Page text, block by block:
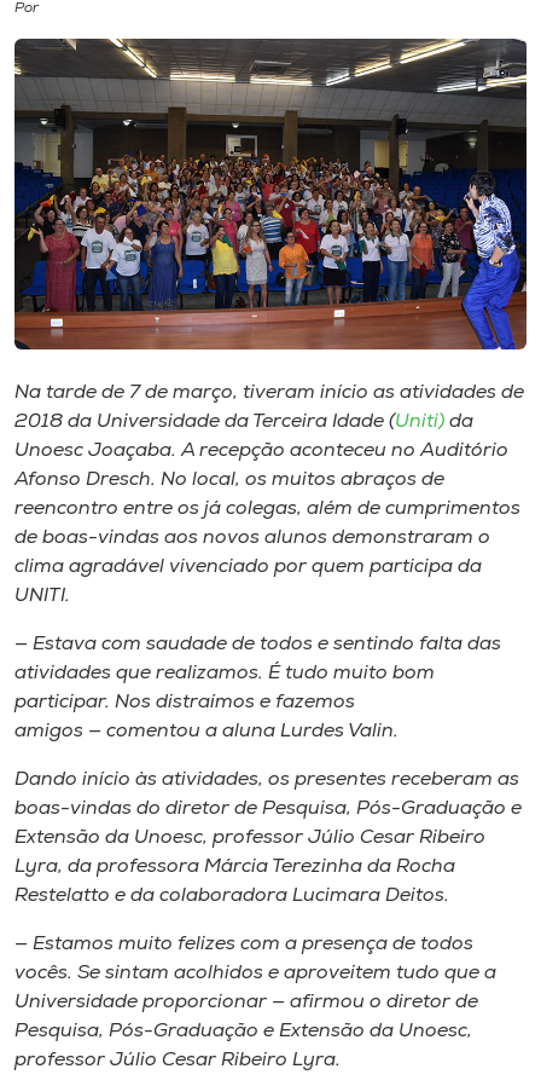
CPA
Biblioteca
Editora
Rádio
Museu
Unoesc
Store
o idioma
A+
A-
Por
Na tarde de 7 de março, tiveram início as atividades de
2018 da Universidade da Terceira Idade (Uniti) da
Unoesc Joaçaba. A recepção aconteceu no Auditório
Afonso Dresch. No local, os muitos abraços de
reencontro entre os já colegas, além de cumprimentos
de boas-vindas aos novos alunos demonstraram o
clima agradável vivenciado por quem participa da
UNITI.
— Estava com saudade de todos e sentindo falta das
atividades que realizamos. É tudo muito bom
participar. Nos distraímos e fazemos
amigos — comentou a aluna Lurdes Valin.
Dando início às atividades, os presentes receberam as
boas-vindas do diretor de Pesquisa, Pós-Graduação e
Extensão da Unoesc, professor Júlio Cesar Ribeiro
Lyra, da professora Márcia Terezinha da Rocha
Restelatto e da colaboradora Lucimara Deitos.
— Estamos muito felizes com a presença de todos
vocês. Se sintam acolhidos e aproveitem tudo que a
Universidade proporcionar — afirmou o diretor de
Pesquisa, Pós-Graduação e Extensão da Unoesc,
professor Júlio Cesar Ribeiro Lyra.